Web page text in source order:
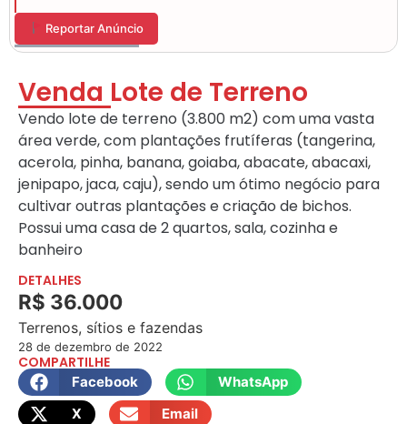
Reportar Anúncio
Venda Lote de Terreno
Vendo lote de terreno (3.800 m2) com uma vasta
área verde, com plantações frutíferas (tangerina,
acerola, pinha, banana, goiaba, abacate, abacaxi,
jenipapo, jaca, caju), sendo um ótimo negócio para
cultivar outras plantações e criação de bichos.
Possui uma casa de 2 quartos, sala, cozinha e
banheiro
DETALHES
R$ 36.000
Terrenos, sítios e fazendas
28 de dezembro de 2022
COMPARTILHE
Facebook
WhatsApp
X
Email